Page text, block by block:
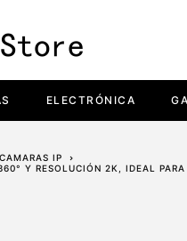
ELECTRÓNICA
CAMARAS IP
Y RESOLUCIÓN 2K, IDEAL